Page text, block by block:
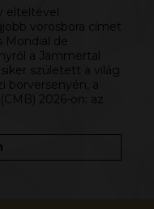
elteltével
vörösbora címet
Mondial de
a Jammertal
született a világ
borversenyén, a
2026-on: az